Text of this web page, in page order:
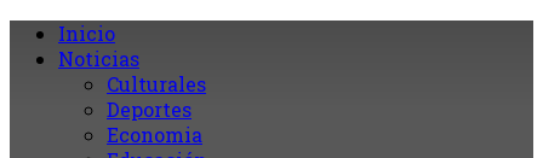
Inicio
Noticias
Culturales
Deportes
Economia